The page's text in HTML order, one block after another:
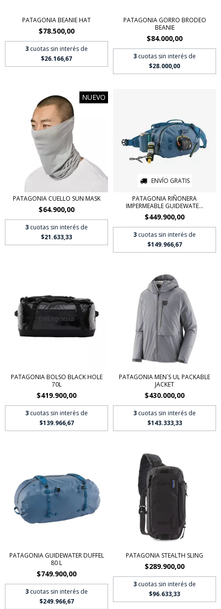
PATAGONIA BEANIE HAT
$78.500,00
3 cuotas sin interés de
$26.166,67
PATAGONIA GORRO BRODEO
BEANIE
$84.000,00
3 cuotas sin interés de
$28.000,00
NUEVO
PATAGONIA CUELLO SUN MASK
$64.900,00
3 cuotas sin interés de
$21.633,33
ENVÍO GRATIS
PATAGONIA RIÑONERA
IMPERMEABLE GUIDEWATE...
$449.900,00
3 cuotas sin interés de
$149.966,67
PATAGONIA BOLSO BLACK HOLE
70L
$419.900,00
3 cuotas sin interés de
$139.966,67
PATAGONIA MEN´S UL PACKABLE
JACKET
$430.000,00
3 cuotas sin interés de
$143.333,33
PATAGONIA GUIDEWATER DUFFEL
80 L
$749.900,00
3 cuotas sin interés de
$249.966,67
PATAGONIA STEALTH SLING
$289.900,00
3 cuotas sin interés de
$96.633,33